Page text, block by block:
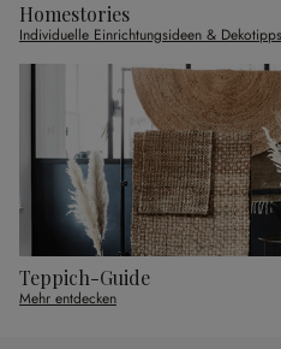
Homestories
Individuelle Einrichtungsideen &
Teppich-Guide
Mehr entdecken